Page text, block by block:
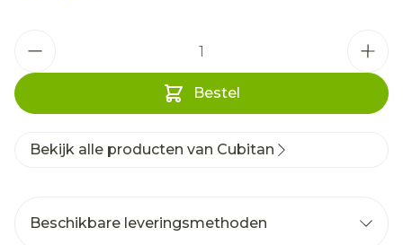
Bestel
Bekijk alle producten van Cubitan
Beschikbare leveringsmethoden